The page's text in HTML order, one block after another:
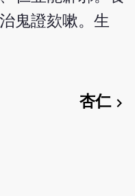
鬼證欬嗽。生
杏仁chevron_right